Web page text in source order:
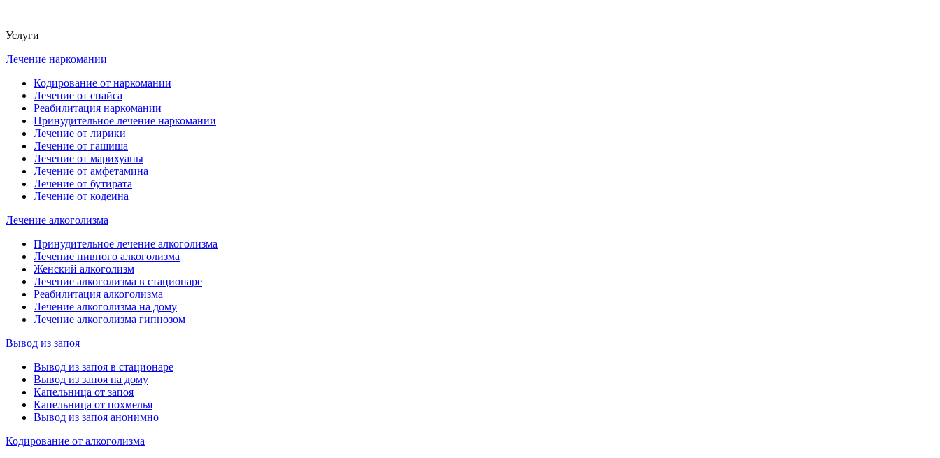
Услуги
Лечение наркомании
Кодирование от наркомании
Лечение от спайса
Реабилитация наркомании
Принудительное лечение наркомании
Лечение от лирики
Лечение от гашиша
Лечение от марихуаны
Лечение от амфетамина
Лечение от бутирата
Лечение от кодеина
Лечение алкоголизма
Принудительное лечение алкоголизма
Лечение пивного алкоголизма
Женский алкоголизм
Лечение алкоголизма в стационаре
Реабилитация алкоголизма
Лечение алкоголизма на дому
Лечение алкоголизма гипнозом
Вывод из запоя
Вывод из запоя в стационаре
Вывод из запоя на дому
Капельница от запоя
Капельница от похмелья
Вывод из запоя анонимно
Кодирование от алкоголизма